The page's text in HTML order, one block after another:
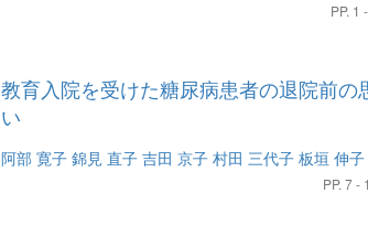
PP. 1
教育入院を受けた糖尿病患者の退院前の
い
阿部 寛子 錦見 直子 吉田 京子 村田 三代子 板垣 伸子
PP. 7 -